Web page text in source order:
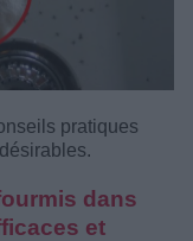
pratiques
dans
et